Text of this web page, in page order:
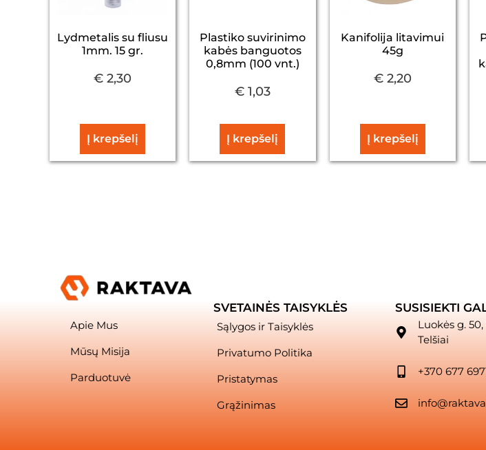
Lydmetalis su fliusu
1mm. 15 gr.
€ 2,30
Į krepšelį
Plastiko suvirinimo
kabės banguotos
0,8mm (100 vnt.)
€1,03
Į krepšelį
Kanifolija litavimui
45g
€2,20
Į krepšelį
Apie Mus
Mūsų Misija
Parduotuvė
SVETAINĖS TAISYKLĖS
Sąlygos ir Taisyklės
Privatumo Politika
Pristatymas
Grąžinimas
SUSISIEKTI
Luokės g. 50,
Telšiai
+370 677